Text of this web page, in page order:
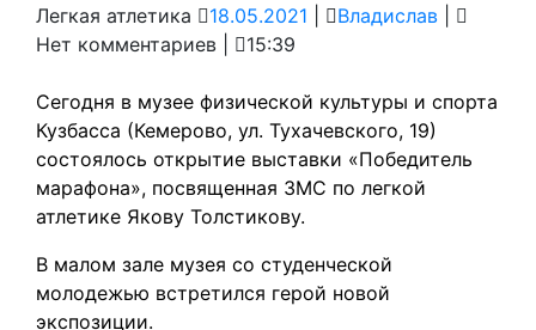
Легкая атлетика 18.05.2021 18.05.2021
ВладиславВладислав
Нет комментариев
15:39
Сегодня в музее физической культуры и спорта
Кузбасса (Кемерово, ул. Тухачевского, 19)
состоялось открытие выставки «Победитель
марафона», посвященная ЗМС по легкой
атлетике Якову Толстикову.
В малом зале музея со студенческой
молодежью встретился герой новой
экспозиции.